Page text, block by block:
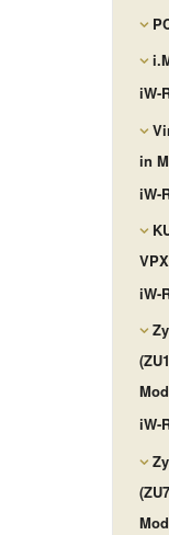
iW-
in
iW-
iW-
iW-